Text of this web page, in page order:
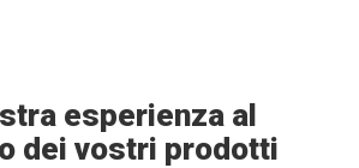
esperienza al
dei vostri prodotti